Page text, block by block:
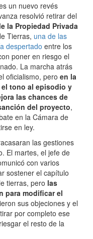
un nuevo revés
resolvió retirar del
la Propiedad Privada
Tierras, una de las
despertado entre los
poner en riesgo el
La marcha atrás
oficialismo, pero en la
el tono al episodio y
las chances de
del proyecto,
en la Cámara de
en ley.
las gestiones
El martes, el jefe de
con varios
sostener el capítulo
tierras, pero las
para modificar el
sus objeciones y el
por completo ese
el resto de la